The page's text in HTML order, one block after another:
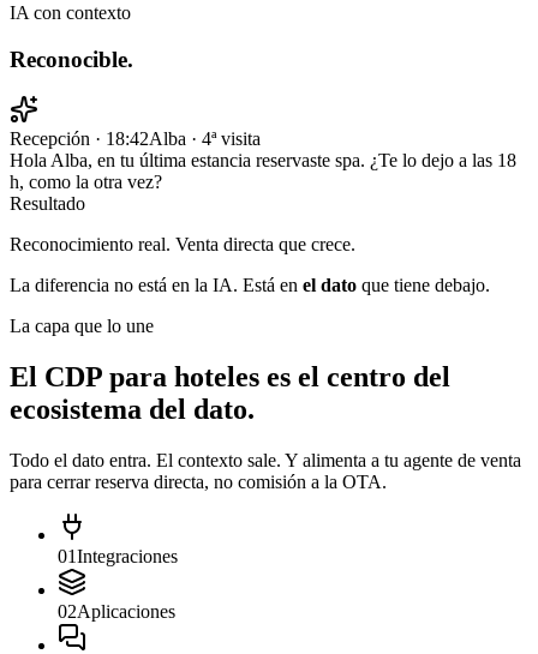
IA con contexto
Reconocible.
Recepción · 18:42Alba · 4ª visita
Hola Alba, en tu última estancia reservaste spa. ¿Te lo dejo a las 18
h, como la otra vez?
Resultado
Reconocimiento real. Venta directa que crece.
La diferencia no está en la IA. Está en el dato que tiene debajo.
La capa que lo une
El CDP para hoteles es el centro del
ecosistema del dato.
Todo el dato entra. El contexto sale. Y alimenta a tu agente de venta
para cerrar reserva directa, no comisión a la OTA.
01Integraciones
02Aplicaciones